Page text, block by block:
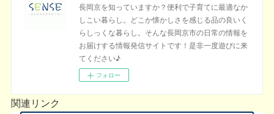
長岡京を知っていますか？便利で子育てに最適なか
しこい暮らし。どこか懐かしさを感じる品の良いく
らしっくな暮らし。そんな長岡京市の日常の情報を
お届けする情報発信サイトです！是非一度遊びに来
てください♪
フォロー
関連リンク